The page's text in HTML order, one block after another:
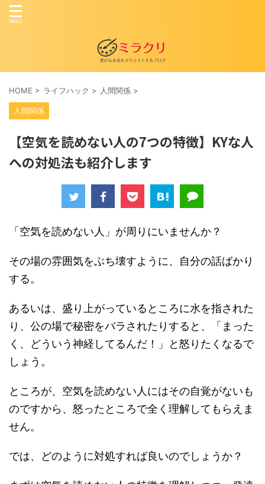
HOME > ライフハック > 人間関係 >
人間関係
【空気を読めない人の7つの特徴】KYな人
への対処法も紹介します
「空気を読めない人」が周りにいませんか？
その場の雰囲気をぶち壊すように、自分の話ばかり
する。
あるいは、盛り上がっているところに水を指された
り、公の場で秘密をバラされたりすると、「まった
く、どういう神経してるんだ！」と怒りたくなるで
しょう。
ところが、空気を読めない人にはその自覚がないも
のですから、怒ったところで全く理解してもらえま
せん。
では、どのように対処すれば良いのでしょうか？